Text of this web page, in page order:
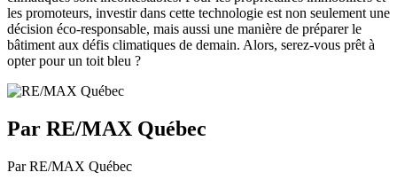
les promoteurs, investir dans cette technologie est non seulement une
décision éco-responsable, mais aussi une manière de préparer le
bâtiment aux défis climatiques de demain. Alors, serez-vous prêt à
opter pour un toit bleu ?
Par RE/MAX Québec
Par RE/MAX Québec